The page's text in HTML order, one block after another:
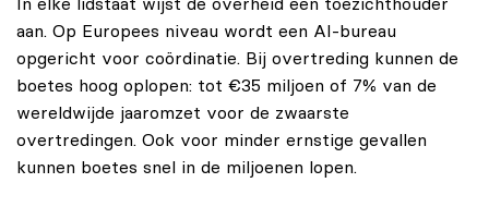
In elke lidstaat wijst de overheid een toezichthouder
aan. Op Europees niveau wordt een AI-bureau
opgericht voor coördinatie. Bij overtreding kunnen de
boetes hoog oplopen: tot €35 miljoen of 7% van de
wereldwijde jaaromzet voor de zwaarste
overtredingen. Ook voor minder ernstige gevallen
kunnen boetes snel in de miljoenen lopen.